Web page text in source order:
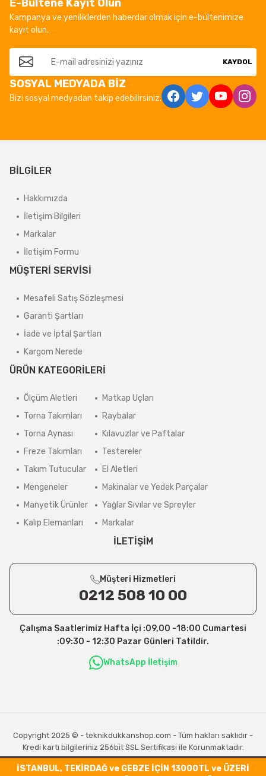
E-Bültene Kayıt Olun
Kampanya ve yeniliklerden haberdar olmak için e-bültenimize
kayıt olun.
KAYDOL
SOSYAL MEDYADA BİZ
Bizi sosyal medyadan takip edebilirsiniz.
BİLGİLER
Hakkımızda
İletişim Bilgileri
Markalar
İletişim Formu
MÜŞTERİ SERVİSİ
Mesafeli Satış Sözleşmesi
Garanti Şartları
İade ve İptal Şartları
Kargom Nerede
ÜRÜN KATEGORİLERİ
Ölçüm Aletleri
Torna Takımları
Torna Aynası
Freze Takımları
Takım Tutucular
Mengeneler
Manyetik Ürünler
Kalıp Elemanları
Matkap Uçları
Raybalar
Kılavuzlar ve Paftalar
Testereler
El Aletleri
Makinalar ve Yedek Parçalar
Yağlar Sıvılar ve Spreyler
Markalar
İLETİŞİM
Müşteri Hizmetleri
0212 508 10 00
Çalışma Saatlerimiz Hafta İçi :09,00 -18:00 Cumartesi
:09:30 - 12:30 Pazar Günleri Tatildir.
WhatsApp İletişim
Copyright 2025 © - teknikdukkanshop.com - Tüm hakları saklıdır -
Kredi kartı bilgileriniz 256bit SSL Sertifikası ile Korunmaktadır.
İSTANBUL, TEKİRDAĞ ve GEBZE İÇİN 13000TL ve ÜZERİ